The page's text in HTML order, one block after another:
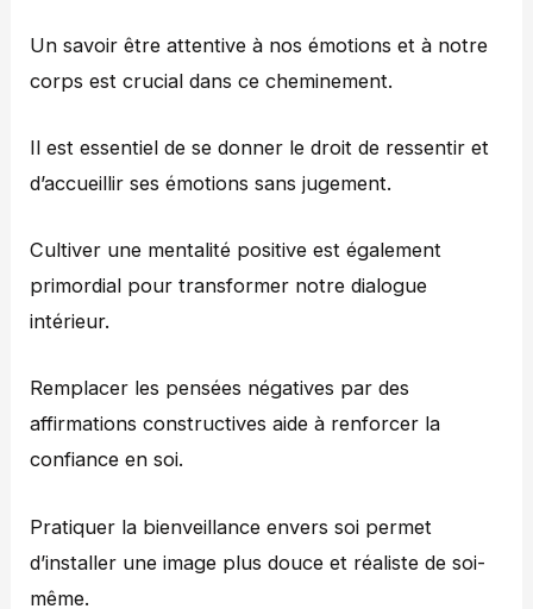
Un savoir être attentive à nos émotions et à notre
corps est crucial dans ce cheminement.
Il est essentiel de se donner le droit de ressentir et
d’accueillir ses émotions sans jugement.
Cultiver une mentalité positive est également
primordial pour transformer notre dialogue
intérieur.
Remplacer les pensées négatives par des
affirmations constructives aide à renforcer la
confiance en soi.
Pratiquer la bienveillance envers soi permet
d’installer une image plus douce et réaliste de soi-
même.